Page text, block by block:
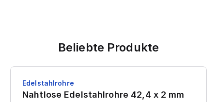
Beliebte Produkte
Edelstahlrohre
Nahtlose Edelstahlrohre 42,4 x 2 mm